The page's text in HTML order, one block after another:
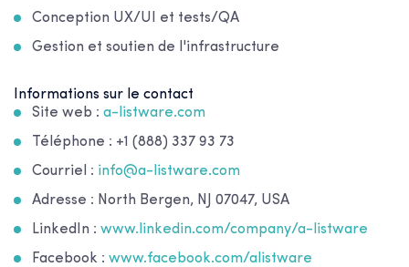
Conception UX/UI et tests/QA
Gestion et soutien de l'infrastructure
Informations sur le contact
Site web : a-listware.com
Téléphone : +1 (888) 337 93 73
Courriel : info@a-listware.com
Adresse : North Bergen, NJ 07047, USA
LinkedIn : www.linkedin.com/company/a-listware
Facebook : www.facebook.com/alistware